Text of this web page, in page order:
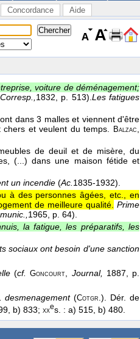
Concordance Aide
voiture de déménagement;
Corresp.,1832, p. 513).Les fatigues
dans 3 malles et viennent d'être
et veulent du temps. Balzac,
de deuil et de misère, du
(...) dans une maison fétide et
un incendie (Ac.1835-1932).
à des personnes âgées, etc., en
de meilleure qualité. Prime
1965, p. 64).
la fatigue, les préparatifs, les
sociaux ont besoin d'une sanction
(cf. Goncourt, Journal, 1887, p.
desmenagement(Cotgr.). Dér. de
b) 833; xxes. : a) 515, b) 480.